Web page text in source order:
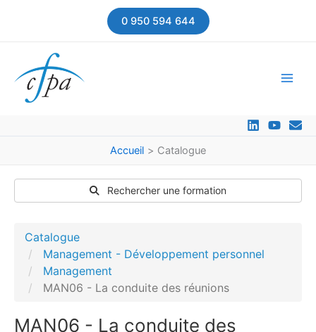
0 950 594 644
Accueil Catalogue
Rechercher une formation
Catalogue
Management - Développement personnel
Management
MAN06 - La conduite des réunions
MAN06 - La conduite des